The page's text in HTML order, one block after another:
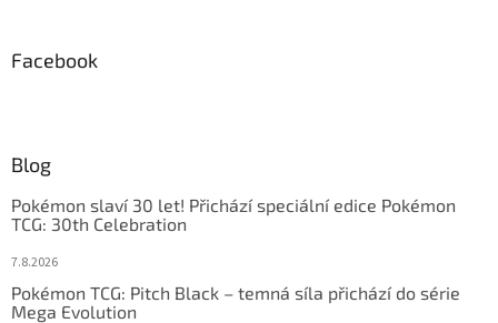
Facebook
Blog
Pokémon slaví 30 let! Přichází speciální edice Pokémon
TCG: 30th Celebration
7.8.2026
Pokémon TCG: Pitch Black – temná síla přichází do série
Mega Evolution